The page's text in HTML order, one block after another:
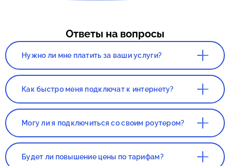
Ответы на вопросы
Нужно ли мне платить за ваши услуги?
Нет. Сервис, а так же консультация со
Как быстро меня подключат к интернету?
Все зависит от нагруженности вашего
подключают в течении 1-2 дней с момента
Могу ли я подключиться со своим роутером?
Да, вы сможете подключиться со своим
приобретаться в магазине, если
Будет ли повышение цены по тарифам?